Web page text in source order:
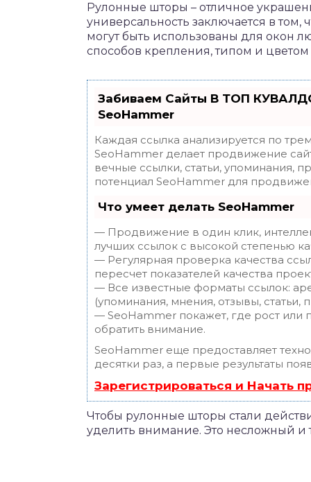
Рулонные шторы – отличное
универсальность заключается в
могут быть использованы для окон
способов крепления, типом и
Забиваем Сайты В ТОП
SeoHammer
Каждая ссылка анализируется по
SeoHammer делает продвижение
вечные ссылки, статьи, упоминания,
потенциал SeoHammer для
Что умеет делать SeoHammer
— Продвижение в один клик,
лучших ссылок с высокой степенью
— Регулярная проверка качества
пересчет показателей качества
— Все известные форматы ссылок:
(упоминания, мнения, отзывы, статьи,
— SeoHammer покажет, где рост или
обратить внимание.
SeoHammer еще предоставляет
десятки раз, а первые результаты
Зарегистрироваться и Начать
Чтобы рулонные шторы стали
уделить внимание. Это несложный и